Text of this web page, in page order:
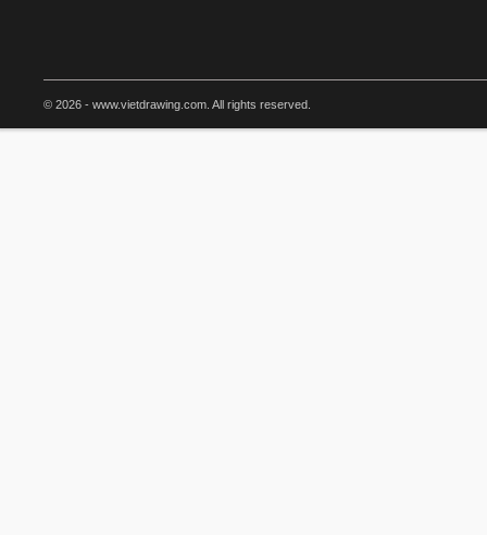
© 2026 - www.vietdrawing.com. All rights reserved.